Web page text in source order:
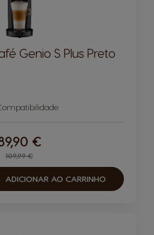
Genio S Plus Preto
109,99 €
€
ADICIONAR AO CARRINHO